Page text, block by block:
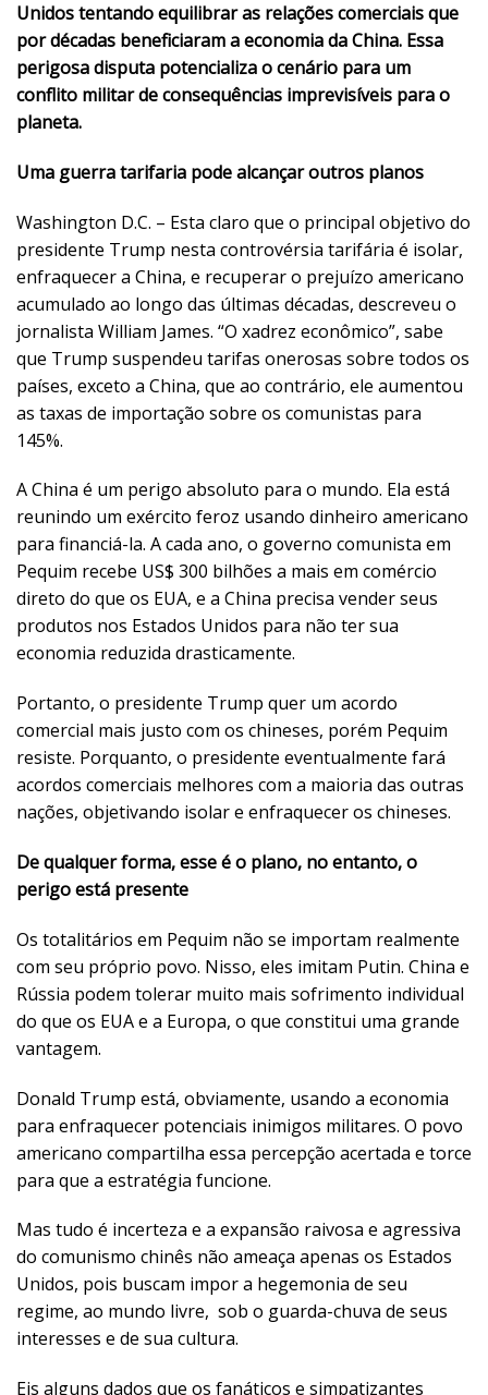
Unidos tentando equilibrar as relações comerciais que
por décadas beneficiaram a economia da China. Essa
perigosa disputa potencializa o cenário para um
conflito militar de consequências imprevisíveis para o
planeta.
Uma guerra tarifaria pode alcançar outros planos
Washington D.C. – Esta claro que o principal objetivo do
presidente Trump nesta controvérsia tarifária é isolar,
enfraquecer a China, e recuperar o prejuízo americano
acumulado ao longo das últimas décadas, descreveu o
jornalista William James. “O xadrez econômico”, sabe
que Trump suspendeu tarifas onerosas sobre todos os
países, exceto a China, que ao contrário, ele aumentou
as taxas de importação sobre os comunistas para
145%.
A China é um perigo absoluto para o mundo. Ela está
reunindo um exército feroz usando dinheiro americano
para financiá-la. A cada ano, o governo comunista em
Pequim recebe US$ 300 bilhões a mais em comércio
direto do que os EUA, e a China precisa vender seus
produtos nos Estados Unidos para não ter sua
economia reduzida drasticamente.
Portanto, o presidente Trump quer um acordo
comercial mais justo com os chineses, porém Pequim
resiste. Porquanto, o presidente eventualmente fará
acordos comerciais melhores com a maioria das outras
nações, objetivando isolar e enfraquecer os chineses.
De qualquer forma, esse é o plano, no entanto, o
perigo está presente
Os totalitários em Pequim não se importam realmente
com seu próprio povo. Nisso, eles imitam Putin. China e
Rússia podem tolerar muito mais sofrimento individual
do que os EUA e a Europa, o que constitui uma grande
vantagem.
Donald Trump está, obviamente, usando a economia
para enfraquecer potenciais inimigos militares. O povo
americano compartilha essa percepção acertada e torce
para que a estratégia funcione.
Mas tudo é incerteza e a expansão raivosa e agressiva
do comunismo chinês não ameaça apenas os Estados
Unidos, pois buscam impor a hegemonia de seu
regime, ao mundo livre, sob o guarda-chuva de seus
interesses e de sua cultura.
Eis alguns dados que os fanáticos e simpatizantes